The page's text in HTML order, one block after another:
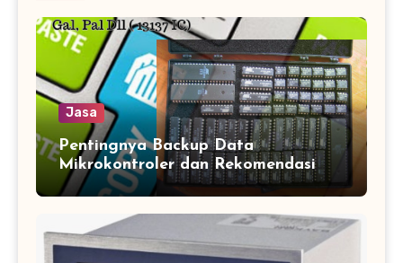
Jasa
Pentingnya Backup Data
Mikrokontroler dan Rekomendasi
Jasa Copy IC Terpercaya